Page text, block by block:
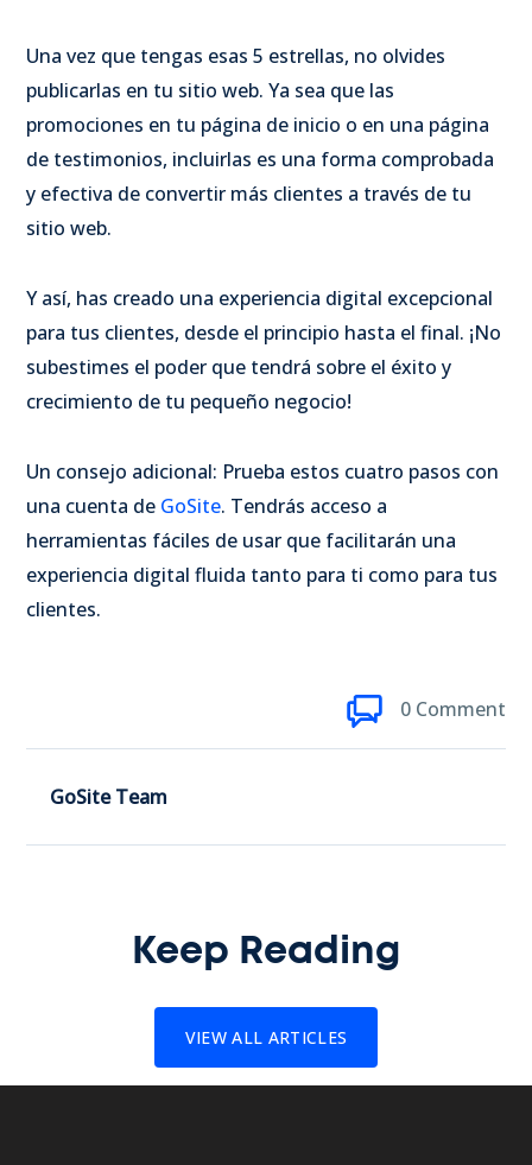
Una vez que tengas esas 5 estrellas, no olvides
publicarlas en tu sitio web. Ya sea que las
promociones en tu página de inicio o en una página
de testimonios, incluirlas es una forma comprobada
y efectiva de convertir más clientes a través de tu
sitio web.
Y así, has creado una experiencia digital excepcional
para tus clientes, desde el principio hasta el final. ¡No
subestimes el poder que tendrá sobre el éxito y
crecimiento de tu pequeño negocio!
Un consejo adicional: Prueba estos cuatro pasos con
una cuenta de GoSite. Tendrás acceso a
herramientas fáciles de usar que facilitarán una
experiencia digital fluida tanto para ti como para tus
clientes.
0 Comment
GoSite Team
Keep Reading
VIEW ALL ARTICLES